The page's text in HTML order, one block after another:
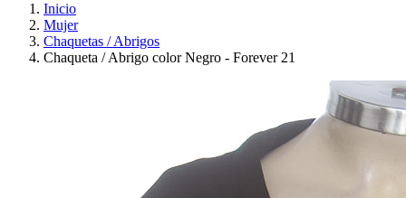
Inicio
Mujer
Chaquetas / Abrigos
Chaqueta / Abrigo color Negro - Forever 21